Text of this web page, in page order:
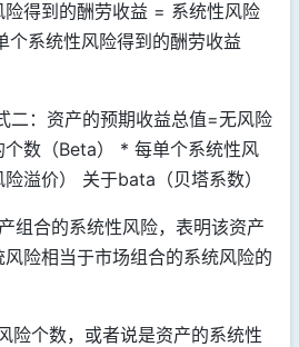
得到的酬劳收益 = 系统性风险
系统性风险得到的酬劳收益
二：资产的预期收益总值=无风险
数（Beta） * 每单个系统性风
溢价） 关于bata（贝塔系数）
组合的系统性风险，表明该资产
风险相当于市场组合的系统风险的
险个数，或者说是资产的系统性